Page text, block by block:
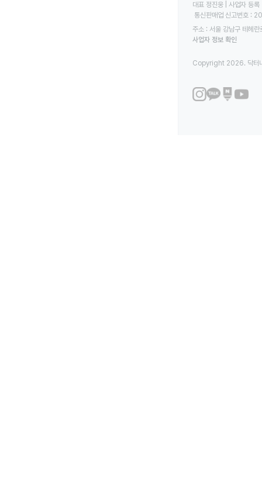
대표 정진웅 | 사업자
통신판매업 신고번호
주소 : 서울 강남구 테헤
사업자 정보 확인
Copyright 2026. 닥터